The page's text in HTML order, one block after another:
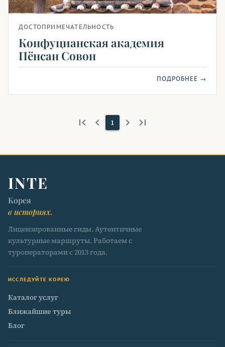
ДОСТОПРИМЕЧАТЕЛЬНОСТЬ
Конфуцианская академия
Пёнсан Совон
ПОДРОБНЕЕ →
first_page keyboard_arrow_left 1 keyboard_arrow_right last_page
INTE
Корея
в историях.
Лицензированные гиды. Аутентичные
культурные маршруты. Работаем с
туроператорами с 2013 года.
ИССЛЕДУЙТЕ КОРЕЮ
Каталог услуг
Ближайшие туры
Блог